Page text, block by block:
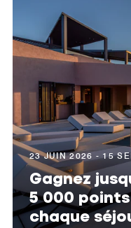
23 JUIN 2026 - 15
Gagnez
5 000
chaque